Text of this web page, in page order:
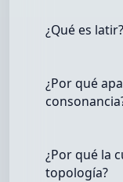
¿Qué es latir?
¿Por qué
¿Por qué la
topología?